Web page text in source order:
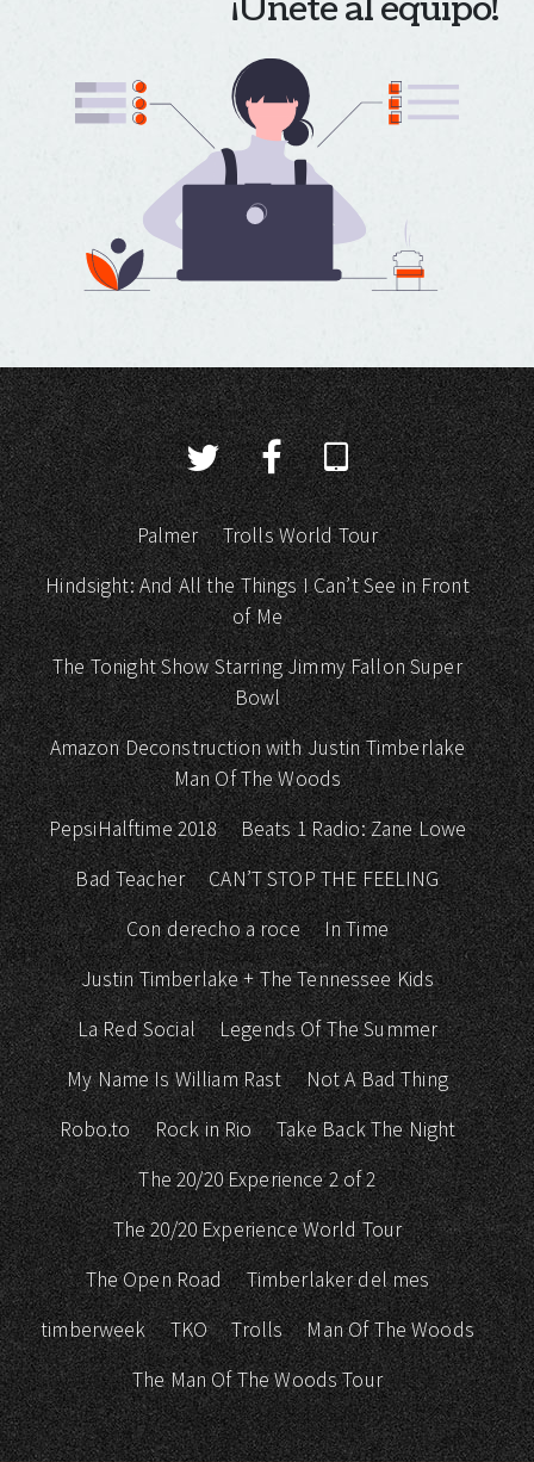
Palmer
Trolls World Tour
Hindsight: And All the Things I Can’t See in Front
of Me
The Tonight Show Starring Jimmy Fallon Super
Bowl
Amazon Deconstruction with Justin Timberlake
Man Of The Woods
PepsiHalftime 2018
Beats 1 Radio: Zane Lowe
Bad Teacher
CAN’T STOP THE FEELING
Con derecho a roce
In Time
Justin Timberlake + The Tennessee Kids
La Red Social
Legends Of The Summer
My Name Is William Rast
Not A Bad Thing
Robo.to
Rock in Rio
Take Back The Night
The 20/20 Experience 2 of 2
The 20/20 Experience World Tour
The Open Road
Timberlaker del mes
timberweek
TKO Trolls
Man Of The Woods
The Man Of The Woods Tour